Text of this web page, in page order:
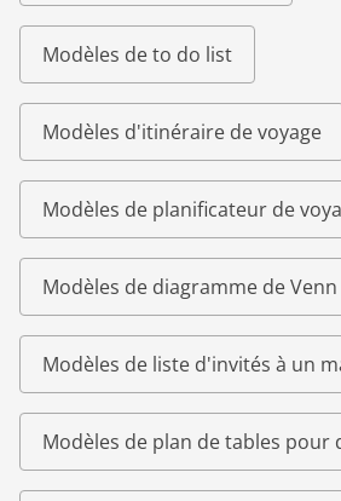
Modèles de to do list
Modèles d'itinéraire de voyage
Modèles de planificateur de
Modèles de diagramme de Venn
Modèles de liste d'invités à un
Modèles de plan de tables pour